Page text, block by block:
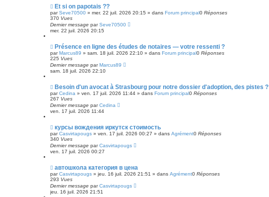
m
e
s
s
a
g
N
u
v
e
a
m
e
s
s
a
g
Et si on papotais ??
parSeve70500 » mer. 22 juil. 2026 20:15 » dans Forum principal0 Réponses
370 Vues
Dernier message parSeve70500
mer. 22 juil. 2026 20:15
N
u
v
e
a
m
e
s
s
a
g
Présence en ligne des études de notaires — votre ressenti ?
parMarcus89 » sam. 18 juil. 2026 22:10 » dans Forum principal0 Réponses
225 Vues
Dernier message parMarcus89
sam. 18 juil. 2026 22:10
N
u
v
e
a
e
s
s
a
g
Besoin d'un avocat à Strasbourg pour notre dossier d'adoption, des pistes ?
parCedina » ven. 17 juil. 2026 11:44 » dans Forum principal0 Réponses
267 Vues
Dernier message parCedina
ven. 17 juil. 2026 11:44
N
u
v
e
a
e
s
s
a
g
курсы вождения иркутск стоимость
parCasvirtapougs » ven. 17 juil. 2026 00:27 » dans Agrément0 Réponses
340 Vues
Dernier message parCasvirtapougs
ven. 17 juil. 2026 00:27
N
u
v
e
a
автошкола категория в цена
parCasvirtapougs » jeu. 16 juil. 2026 21:51 » dans Agrément0 Réponses
293 Vues
Dernier message parCasvirtapougs
jeu. 16 juil. 2026 21:51